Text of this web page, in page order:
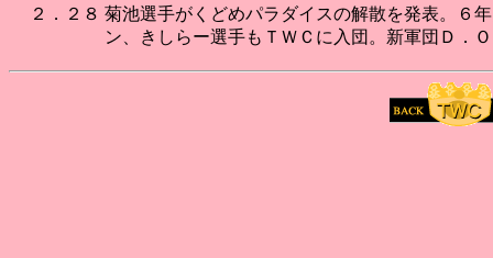
２．２８ 菊池選手がくどめパラダイスの解散を発表。６
ン、きしらー選手もＴＷＣに入団。新軍団Ｄ．